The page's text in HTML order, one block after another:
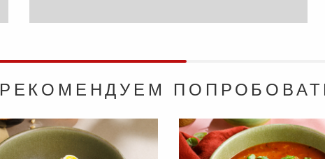
РЕКОМЕНДУЕМ